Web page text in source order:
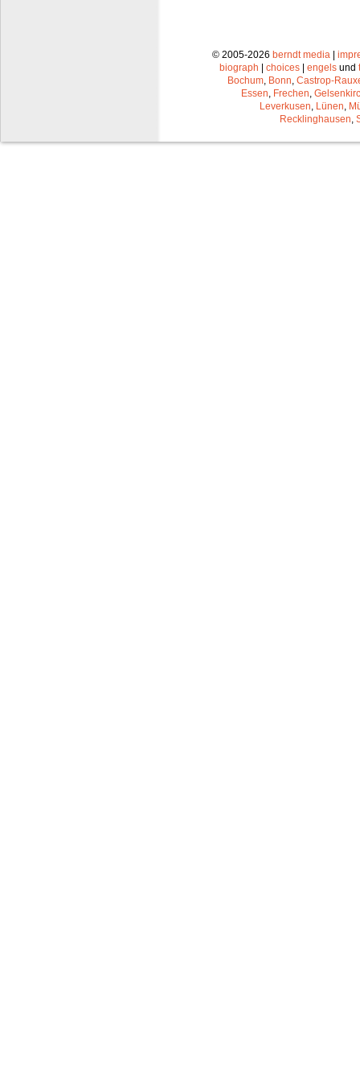
© 2005-2026 berndt media |
biograph | choices | engels und
Bochum Bonn Castrop-
Essen Frechen
Leverkusen Lünen
Recklinghausen